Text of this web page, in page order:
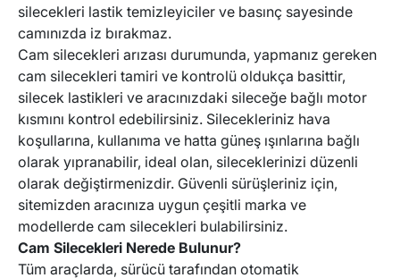
MAYBACH LANDWIND (JMC)
GEELY YUGO
CHERY GREAT WALL
PININFARINA
IRAN KHODRO (IKCO)
silecekleri lastik temizleyiciler ve basınç sayesinde
camınızda iz bırakmaz.
Cam silecekleri arızası durumunda, yapmanız gereken
cam silecekleri tamiri ve kontrolü oldukça basittir,
silecek lastikleri ve aracınızdaki sileceğe bağlı motor
kısmını kontrol edebilirsiniz. Silecekleriniz hava
koşullarına, kullanıma ve hatta güneş ışınlarına bağlı
olarak yıpranabilir, ideal olan, sileceklerinizi düzenli
olarak değiştirmenizdir. Güvenli sürüşleriniz için,
sitemizden aracınıza uygun çeşitli marka ve
modellerde cam silecekleri bulabilirsiniz.
Cam Silecekleri Nerede Bulunur?
Tüm araçlarda, sürücü tarafından otomatik